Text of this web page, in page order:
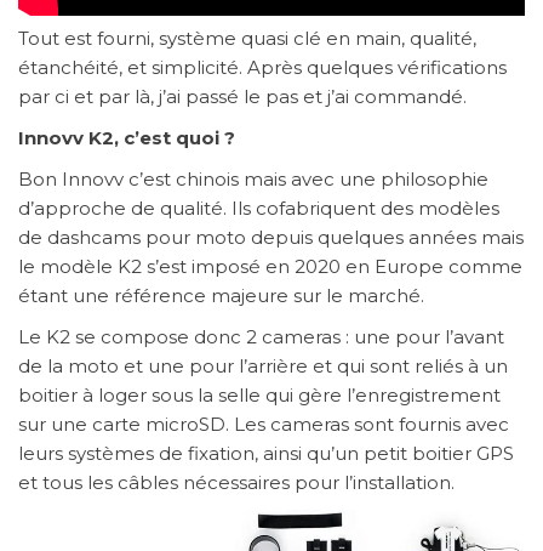
Tout est fourni, système quasi clé en main, qualité,
étanchéité, et simplicité. Après quelques vérifications
par ci et par là, j’ai passé le pas et j’ai commandé.
Innovv K2, c’est quoi ?
Bon Innovv c’est chinois mais avec une philosophie
d’approche de qualité. Ils cofabriquent des modèles
de dashcams pour moto depuis quelques années mais
le modèle K2 s’est imposé en 2020 en Europe comme
étant une référence majeure sur le marché.
Le K2 se compose donc 2 cameras : une pour l’avant
de la moto et une pour l’arrière et qui sont reliés à un
boitier à loger sous la selle qui gère l’enregistrement
sur une carte microSD. Les cameras sont fournis avec
leurs systèmes de fixation, ainsi qu’un petit boitier GPS
et tous les câbles nécessaires pour l’installation.